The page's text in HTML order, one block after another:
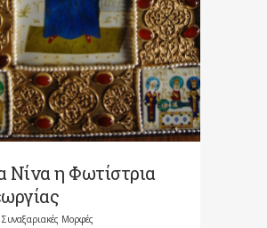
Νίνα η Φωτίστρια
Συναξαριακές Μορφές